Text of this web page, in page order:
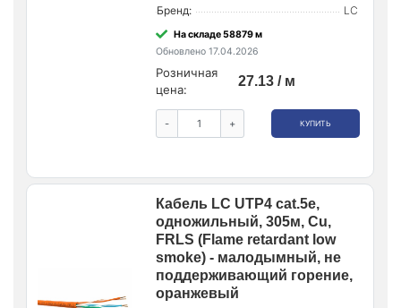
Бренд: LC
На складе 58879 м
Обновлено 17.04.2026
Розничная
цена:
27.13 / м
- + КУПИТЬ
Кабель LC UTP4 cat.5е,
одножильный, 305м, Cu,
FRLS (Flame retardant low
smoke) - малодымный, не
поддерживающий горение,
оранжевый